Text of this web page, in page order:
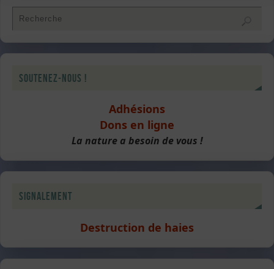
Soutenez-nous !
Adhésions
Dons en ligne
La nature a besoin de vous !
Signalement
Destruction de haies